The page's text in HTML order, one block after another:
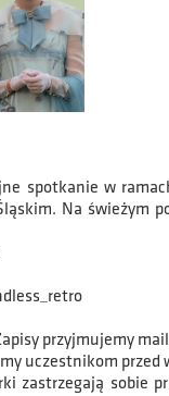
spotkanie w
Na świeżym
przyjmujemy
uczestnikom przed
zastrzegają sobie